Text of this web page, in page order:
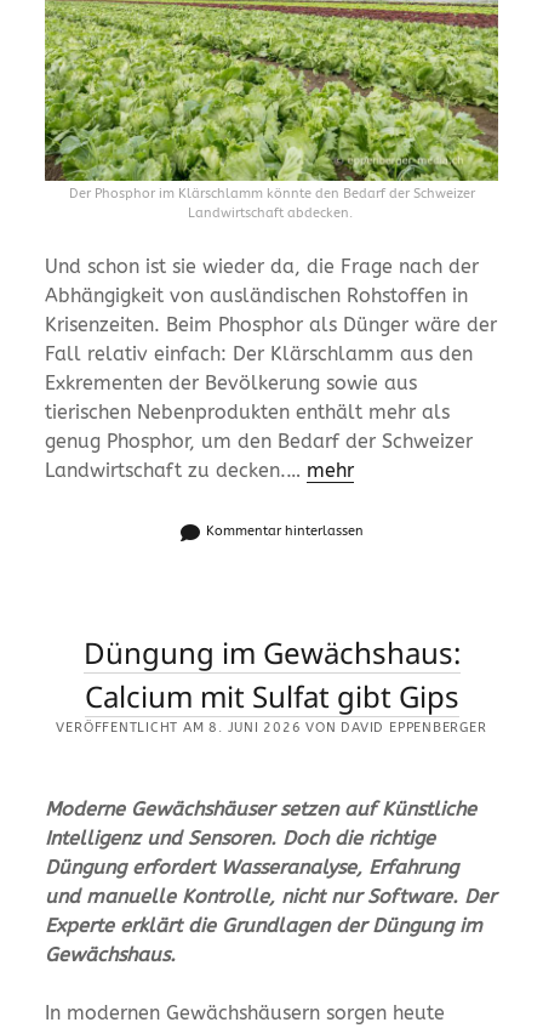
Der Phosphor im Klärschlamm könnte den Bedarf der Schweizer
Landwirtschaft abdecken.
Und schon ist sie wieder da, die Frage nach der
Abhängigkeit von ausländischen Rohstoffen in
Krisenzeiten. Beim Phosphor als Dünger wäre der
Fall relativ einfach: Der Klärschlamm aus den
Exkrementen der Bevölkerung sowie aus
tierischen Nebenprodukten enthält mehr als
genug Phosphor, um den Bedarf der Schweizer
Landwirtschaft zu decken.… mehr
Kommentar hinterlassen
Düngung im Gewächshaus:
Calcium mit Sulfat gibt Gips
VERÖFFENTLICHT AM 8. JUNI 2026 VON DAVID EPPENBERGER
Moderne Gewächshäuser setzen auf Künstliche
Intelligenz und Sensoren. Doch die richtige
Düngung erfordert Wasseranalyse, Erfahrung
und manuelle Kontrolle, nicht nur Software. Der
Experte erklärt die Grundlagen der Düngung im
Gewächshaus.
In modernen Gewächshäusern sorgen heute